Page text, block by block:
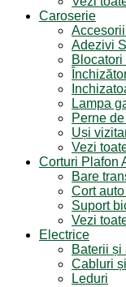
Caroserie
Adezivi
Blocatori
Lampa
Perne
Uși
Vezi
Corturi Plafon
Bare
Cort
Suport
Vezi
Electrice
Baterii și
Cabluri
Leduri